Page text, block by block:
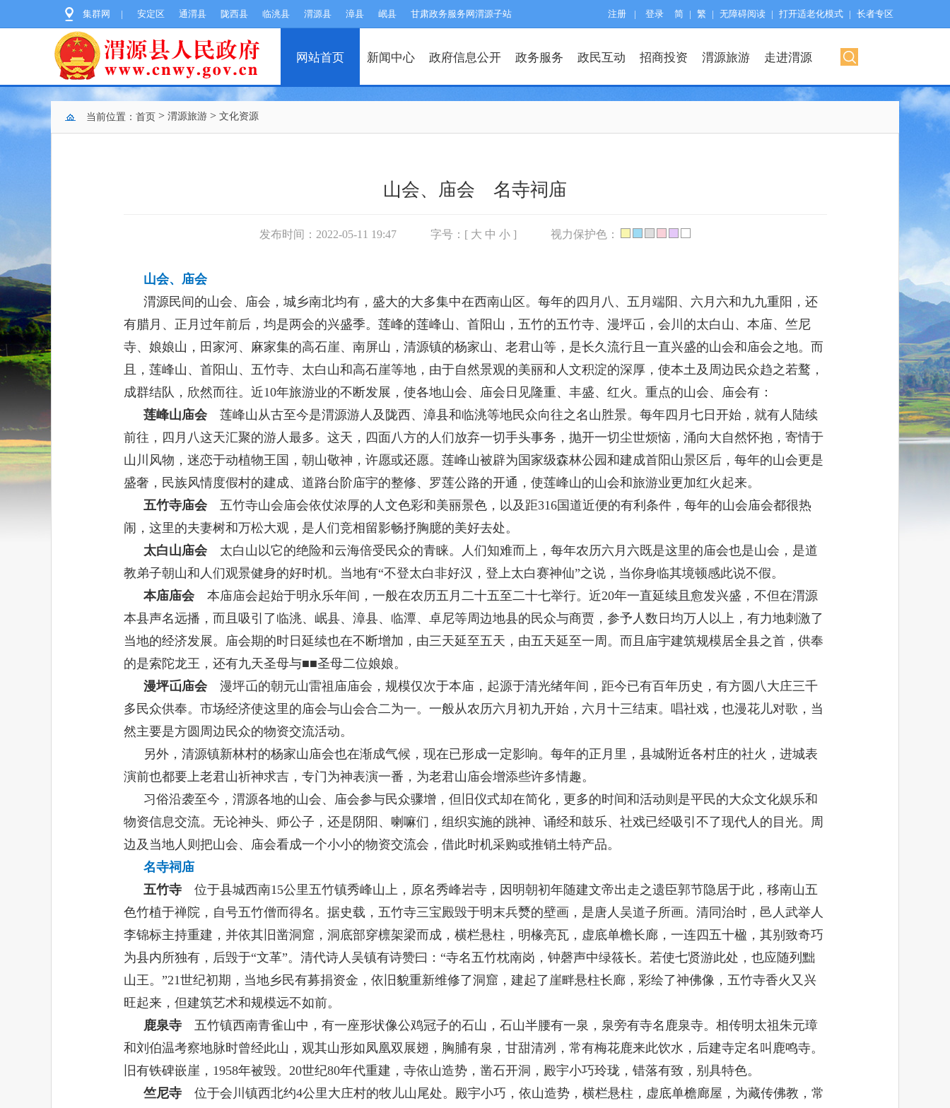
集群网 | 安定区 通渭县 陇西县 临洮县 渭源县 漳县 岷县 甘肃政务服务网渭源子站 注册 | 登录 简 | 繁 | 无障碍阅读 | 打开适老化模式 | 长者专区
网站首页 新闻中心 政府信息公开 政务服务 政民互动 招商投资 渭源旅游 走进渭源
当前位置： 首页 > 渭源旅游 > 文化资源
山会、庙会 名寺祠庙
发布时间：2022-05-11 19:47 字号：[ 大 中 小 ] 视力保护色：
山会、庙会
渭源民间的山会、庙会，城乡南北均有，盛大的大多集中在西南山区。每年的四月八、五月端阳、六月六和九九重阳，还
有腊月、正月过年前后，均是两会的兴盛季。莲峰的莲峰山、首阳山，五竹的五竹寺、漫坪屲，会川的太白山、本庙、竺尼
寺、娘娘山，田家河、麻家集的高石崖、南屏山，清源镇的杨家山、老君山等，是长久流行且一直兴盛的山会和庙会之地。而
且，莲峰山、首阳山、五竹寺、太白山和高石崖等地，由于自然景观的美丽和人文积淀的深厚，使本土及周边民众趋之若鹜，
成群结队，欣然而往。近10年旅游业的不断发展，使各地山会、庙会日见隆重、丰盛、红火。重点的山会、庙会有：
莲峰山庙会莲峰山从古至今是渭源游人及陇西、漳县和临洮等地民众向往之名山胜景。每年四月七日开始，就有人陆续
前往，四月八这天汇聚的游人最多。这天，四面八方的人们放弃一切手头事务，抛开一切尘世烦恼，涌向大自然怀抱，寄情于
山川风物，迷恋于动植物王国，朝山敬神，许愿或还愿。莲峰山被辟为国家级森林公园和建成首阳山景区后，每年的山会更是
盛奢，民族风情度假村的建成、道路台阶庙宇的整修、罗莲公路的开通，使莲峰山的山会和旅游业更加红火起来。
五竹寺庙会五竹寺山会庙会依仗浓厚的人文色彩和美丽景色，以及距316国道近便的有利条件，每年的山会庙会都很热
闹，这里的夫妻树和万松大观，是人们竞相留影畅抒胸臆的美好去处。
太白山庙会太白山以它的绝险和云海倍受民众的青睐。人们知难而上，每年农历六月六既是这里的庙会也是山会，是道
教弟子朝山和人们观景健身的好时机。当地有“不登太白非好汉，登上太白赛神仙”之说，当你身临其境顿感此说不假。
本庙庙会本庙庙会起始于明永乐年间，一般在农历五月二十五至二十七举行。近20年一直延续且愈发兴盛，不但在渭源
本县声名远播，而且吸引了临洮、岷县、漳县、临潭、卓尼等周边地县的民众与商贾，参予人数日均万人以上，有力地刺激了
当地的经济发展。庙会期的时日延续也在不断增加，由三天延至五天，由五天延至一周。而且庙宇建筑规模居全县之首，供奉
的是索陀龙王，还有九天圣母与■■圣母二位娘娘。
漫坪屲庙会漫坪屲的朝元山雷祖庙庙会，规模仅次于本庙，起源于清光绪年间，距今已有百年历史，有方圆八大庄三千
多民众供奉。市场经济使这里的庙会与山会合二为一。一般从农历六月初九开始，六月十三结束。唱社戏，也漫花儿对歌，当
然主要是方圆周边民众的物资交流活动。
另外，清源镇新林村的杨家山庙会也在渐成气候，现在已形成一定影响。每年的正月里，县城附近各村庄的社火，进城表
演前也都要上老君山祈神求吉，专门为神表演一番，为老君山庙会增添些许多情趣。
习俗沿袭至今，渭源各地的山会、庙会参与民众骤增，但旧仪式却在简化，更多的时间和活动则是平民的大众文化娱乐和
物资信息交流。无论神头、师公子，还是阴阳、喇嘛们，组织实施的跳神、诵经和鼓乐、社戏已经吸引不了现代人的目光。周
边及当地人则把山会、庙会看成一个小小的物资交流会，借此时机采购或推销土特产品。
名寺祠庙
五竹寺位于县城西南15公里五竹镇秀峰山上，原名秀峰岩寺，因明朝初年随建文帝出走之遗臣郭节隐居于此，移南山五
色竹植于禅院，自号五竹僧而得名。据史载，五竹寺三宝殿毁于明末兵燹的壁画，是唐人吴道子所画。清同治时，邑人武举人
李锦标主持重建，并依其旧凿洞窟，洞底部穿檩架梁而成，横栏悬柱，明椽亮瓦，虚底单檐长廊，一连四五十楹，其别致奇巧
为县内所独有，后毁于“文革”。清代诗人吴镇有诗赞曰：“寺名五竹枕南岗，钟磬声中绿筱长。若使七贤游此处，也应随列黜
山王。”21世纪初期，当地乡民有募捐资金，依旧貌重新维修了洞窟，建起了崖畔悬柱长廊，彩绘了神佛像，五竹寺香火又兴
旺起来，但建筑艺术和规模远不如前。
鹿泉寺五竹镇西南青雀山中，有一座形状像公鸡冠子的石山，石山半腰有一泉，泉旁有寺名鹿泉寺。相传明太祖朱元璋
和刘伯温考察地脉时曾经此山，观其山形如凤凰双展翅，胸脯有泉，甘甜清冽，常有梅花鹿来此饮水，后建寺定名叫鹿鸣寺。
旧有铁碑嵌崖， 1958年被毁。 20世纪80年代重建，寺依山造势，凿石开洞，殿宇小巧玲珑，错落有致，别具特色。
竺尼寺位于会川镇西北约4公里大庄村的牧儿山尾处。殿宇小巧，依山造势，横栏悬柱，虚底单檐廊屋，为藏传佛教，常